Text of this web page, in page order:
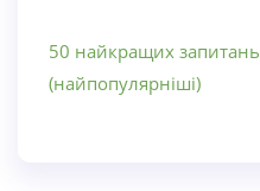
50 найкращих
(найпопулярніші)